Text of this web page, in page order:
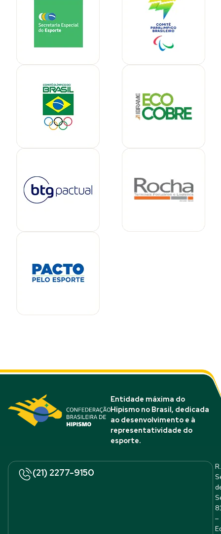
Entidade máxima do
Hipismo no Brasil, dedicada
ao desenvolvimento e à
representatividade do
esporte.
(21) 2277-9150
R.
–